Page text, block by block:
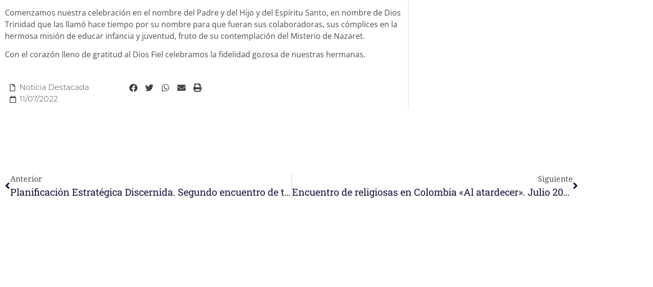
Comenzamos nuestra celebración en el nombre del Padre y del Hijo y del Espíritu Santo, en nombre de Dios
Trinidad que las llamó hace tiempo por su nombre para que fueran sus colaboradoras, sus cómplices en la
hermosa misión de educar infancia y juventud, fruto de su contemplación del Misterio de Nazaret.
Con el corazón lleno de gratitud al Dios Fiel celebramos la fidelidad gozosa de nuestras hermanas.
Noticia Destacada
11/07/2022
Anterior
Planificación Estratégica Discernida. Segundo encuentro de toda la congregación.
Siguiente
Encuentro de religiosas en Colombia «Al atardecer». Julio 2022